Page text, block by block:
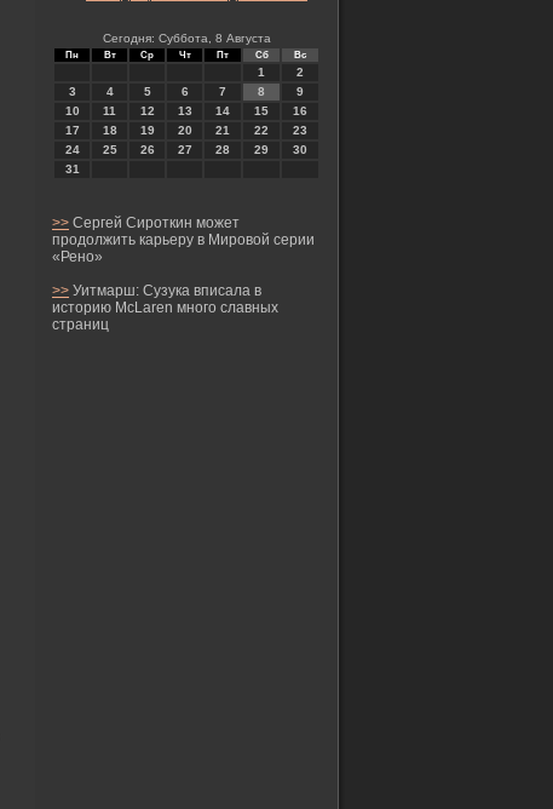
Сегодня: Суббота, 8 Августа
Пн Вт Ср Чт Пт Сб Вс
1
2
3
4 5 6 7 8
9
10
11 12 13 14 15
16
17
18 19 20 21 22
23
24
25 26 27 28 29
30
31
>> Сергей Сироткин может
продолжить карьеру в Мировой серии
«Рено»
>> Уитмарш: Сузука вписала в
историю McLaren много славных
страниц